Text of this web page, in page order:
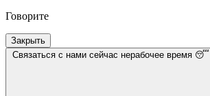
Говорите
Закрыть
Связаться с нами сейчас нерабочее время 😴